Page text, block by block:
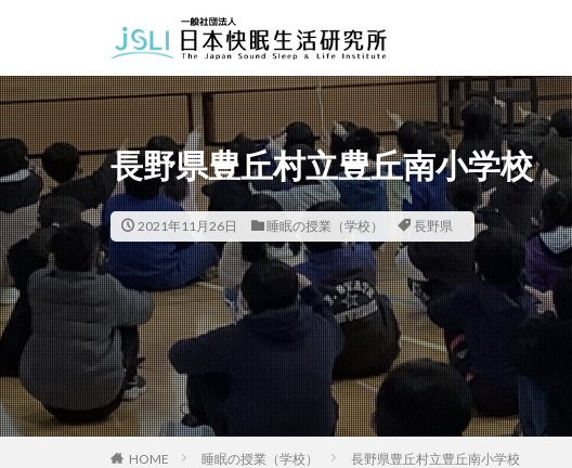
長野県豊丘村立豊丘南小学校
2021年11月26日 睡眠の授業（学校） 長野県
HOME 睡眠の授業（学校） 長野県豊丘村立豊丘南小学校
カテゴリー
タグ
北海道 青森県 秋田県
福井県
長野県 滋賀県
長崎県
熊本県